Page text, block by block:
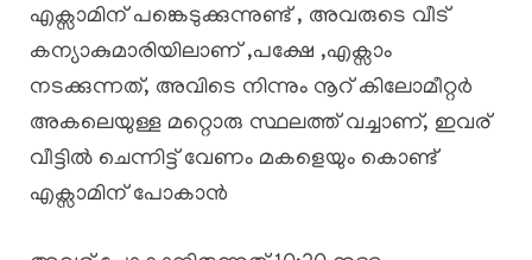
എക്സാമിന് പങ്കെടുക്കുന്നുണ്ട് , അവരുടെ വീട്
കന്യാകുമാരിയിലാണ് ,പക്ഷേ ,എക്സാം
നടക്കുന്നത്, അവിടെ നിന്നും നൂറ് കിലോമീറ്റർ
അകലെയുള്ള മറ്റൊരു സ്ഥലത്ത് വച്ചാണ്, ഇവര്
വീട്ടിൽ ചെന്നിട്ട് വേണം മകളെയും കൊണ്ട്
എക്സാമിന് പോകാൻ